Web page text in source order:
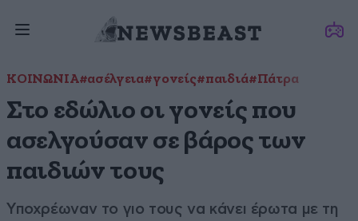
ΚΟΙΝΩΝΙΑ#ασέλγεια#γονείς#παιδιά#Πάτρα
Στο εδώλιο οι γονείς που
ασελγούσαν σε βάρος των
παιδιών τους
Υποχρέωναν το γιο τους να κάνει έρωτα με τη